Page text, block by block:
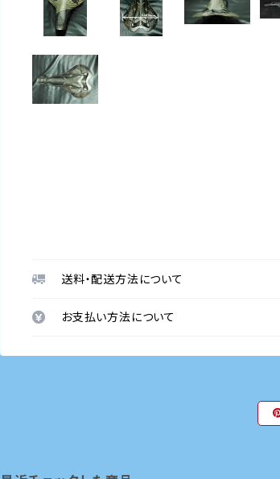
送料・配送方法について
お支払い方法について